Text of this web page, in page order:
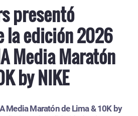
presentó
la edición 2026
Media Maratón
by NIKE
Media Maratón de Lima & 10K by